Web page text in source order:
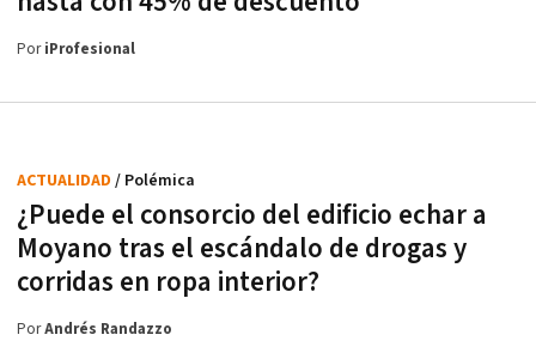
PoriProfesional
¿Puede el consorcio del edificio echar a
Moyano tras el escándalo de drogas y
corridas en ropa interior?
ACTUALIDAD / Polémica
PorAndrés Randazzo